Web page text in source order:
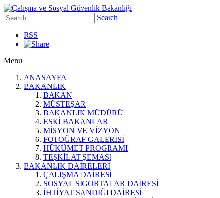
Search
RSS
Menu
ANASAYFA
BAKANLIK
BAKAN
MÜSTEŞAR
BAKANLIK MÜDÜRÜ
ESKİ BAKANLAR
MİSYON VE VİZYON
FOTOĞRAF GALERİSİ
HÜKÜMET PROGRAMI
TEŞKİLAT ŞEMASI
BAKANLIK DAİRELERİ
ÇALIŞMA DAİRESİ
SOSYAL SİGORTALAR DAİRESİ
İHTİYAT SANDIĞI DAİRESİ